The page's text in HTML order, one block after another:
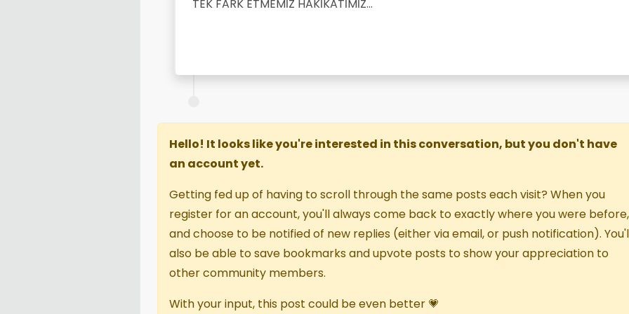
TEK FARK ETMEMİZ HAKİKATİMİZ…
Hello! It looks like you're interested in this conversation, but you don't have
an account yet.
Getting fed up of having to scroll through the same posts each visit? When you
register for an account, you'll always come back to exactly where you were before,
and choose to be notified of new replies (either via email, or push notification).
also be able to save bookmarks and upvote posts to show your appreciation to
other community members.
With your input, this post could be even better 💗